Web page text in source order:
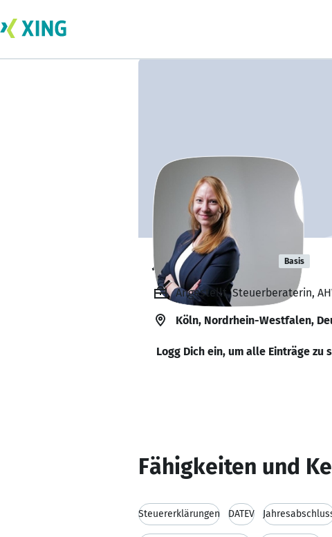
Jessica Euting Basis
Angestellt, Steuerberaterin,
Köln, Nordrhein-Westfalen,
Logg Dich ein, um alle Einträge zu
Fähigkeiten und
Steuererklärungen DATEV